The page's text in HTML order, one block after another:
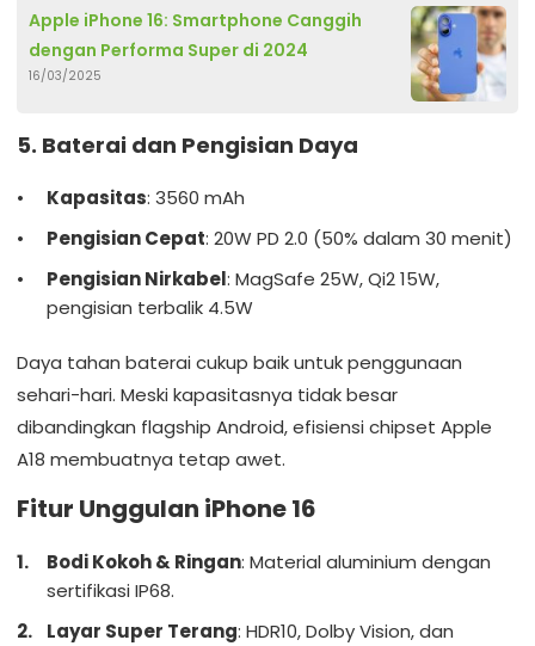
Apple iPhone 16: Smartphone Canggih
dengan Performa Super di 2024
16/03/2025
5. Baterai dan Pengisian Daya
Kapasitas: 3560 mAh
Pengisian Cepat: 20W PD 2.0 (50% dalam 30 menit)
Pengisian Nirkabel: MagSafe 25W, Qi2 15W,
pengisian terbalik 4.5W
Daya tahan baterai cukup baik untuk penggunaan
sehari-hari. Meski kapasitasnya tidak besar
dibandingkan flagship Android, efisiensi chipset Apple
A18 membuatnya tetap awet.
Fitur Unggulan iPhone 16
Bodi Kokoh & Ringan: Material aluminium dengan
sertifikasi IP68.
Layar Super Terang: HDR10, Dolby Vision, dan